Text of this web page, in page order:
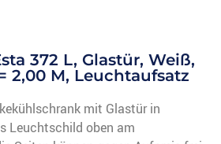
372 L, Glastür, Weiß,
2,00 M, Leuchtaufsatz
mit Glastür in
Leuchtschild oben am